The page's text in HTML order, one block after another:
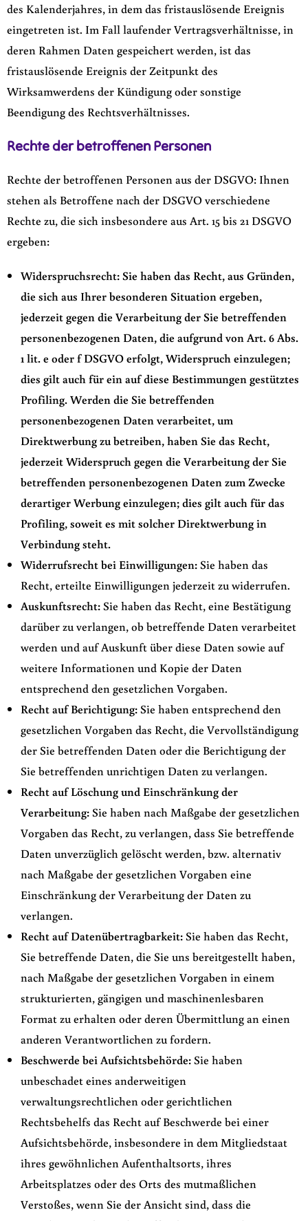
des Kalenderjahres, in dem das fristauslösende Ereignis
eingetreten ist. Im Fall laufender Vertragsverhältnisse, in
deren Rahmen Daten gespeichert werden, ist das
fristauslösende Ereignis der Zeitpunkt des
Wirksamwerdens der Kündigung oder sonstige
Beendigung des Rechtsverhältnisses.
Rechte der betroffenen Personen
Rechte der betroffenen Personen aus der DSGVO: Ihnen
stehen als Betroffene nach der DSGVO verschiedene
Rechte zu, die sich insbesondere aus Art. 15 bis 21 DSGVO
ergeben:
Widerspruchsrecht: Sie haben das Recht, aus Gründen,
die sich aus Ihrer besonderen Situation ergeben,
jederzeit gegen die Verarbeitung der Sie betreffenden
personenbezogenen Daten, die aufgrund von Art. 6 Abs.
1 lit. e oder f DSGVO erfolgt, Widerspruch einzulegen;
dies gilt auch für ein auf diese Bestimmungen gestütztes
Profiling. Werden die Sie betreffenden
personenbezogenen Daten verarbeitet, um
Direktwerbung zu betreiben, haben Sie das Recht,
jederzeit Widerspruch gegen die Verarbeitung der Sie
betreffenden personenbezogenen Daten zum Zwecke
derartiger Werbung einzulegen; dies gilt auch für das
Profiling, soweit es mit solcher Direktwerbung in
Verbindung steht.
Widerrufsrecht bei Einwilligungen:Sie haben das
Recht, erteilte Einwilligungen jederzeit zu widerrufen.
Auskunftsrecht:Sie haben das Recht, eine Bestätigung
darüber zu verlangen, ob betreffende Daten verarbeitet
werden und auf Auskunft über diese Daten sowie auf
weitere Informationen und Kopie der Daten
entsprechend den gesetzlichen Vorgaben.
Recht auf Berichtigung:Sie haben entsprechend den
gesetzlichen Vorgaben das Recht, die Vervollständigung
der Sie betreffenden Daten oder die Berichtigung der
Sie betreffenden unrichtigen Daten zu verlangen.
Recht auf Löschung und Einschränkung der
Verarbeitung:Sie haben nach Maßgabe der gesetzlichen
Vorgaben das Recht, zu verlangen, dass Sie betreffende
Daten unverzüglich gelöscht werden, bzw. alternativ
nach Maßgabe der gesetzlichen Vorgaben eine
Einschränkung der Verarbeitung der Daten zu
verlangen.
Recht auf Datenübertragbarkeit:Sie haben das Recht,
Sie betreffende Daten, die Sie uns bereitgestellt haben,
nach Maßgabe der gesetzlichen Vorgaben in einem
strukturierten, gängigen und maschinenlesbaren
Format zu erhalten oder deren Übermittlung an einen
anderen Verantwortlichen zu fordern.
Beschwerde bei Aufsichtsbehörde:Sie haben
unbeschadet eines anderweitigen
verwaltungsrechtlichen oder gerichtlichen
Rechtsbehelfs das Recht auf Beschwerde bei einer
Aufsichtsbehörde, insbesondere in dem Mitgliedstaat
ihres gewöhnlichen Aufenthaltsorts, ihres
Arbeitsplatzes oder des Orts des mutmaßlichen
Verstoßes, wenn Sie der Ansicht sind, dass die